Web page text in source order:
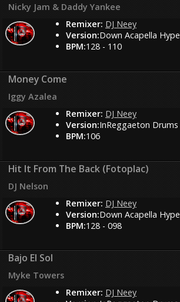
Nicky Jam & Daddy Yankee
Remixer: DJ Neey
Version:Down Acapella Hype
BPM:128 - 110
Money Come
Iggy Azalea
Remixer: DJ Neey
Version:InReggaeton Drums
BPM:106
Hit It From The Back (Fotoplac)
DJ Nelson
Remixer: DJ Neey
Version:Down Acapella Hype
BPM:128 - 098
Bajo El Sol
Myke Towers
Remixer: DJ Neey